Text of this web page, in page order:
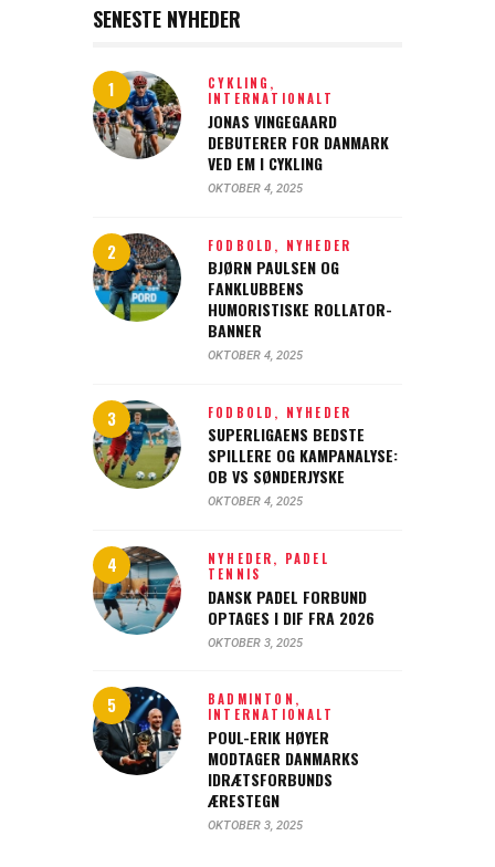
SENESTE NYHEDER
CYKLING,
INTERNATIONALT
JONAS VINGEGAARD
DEBUTERER FOR DANMARK
VED EM I CYKLING
OKTOBER 4, 2025
FODBOLD, NYHEDER
BJØRN PAULSEN OG
FANKLUBBENS
HUMORISTISKE ROLLATOR-
BANNER
OKTOBER 4, 2025
FODBOLD, NYHEDER
SUPERLIGAENS BEDSTE
SPILLERE OG KAMPANALYSE:
OB VS SØNDERJYSKE
OKTOBER 4, 2025
NYHEDER, PADEL
TENNIS
DANSK PADEL FORBUND
OPTAGES I DIF FRA 2026
OKTOBER 3, 2025
BADMINTON,
INTERNATIONALT
POUL-ERIK HØYER
MODTAGER DANMARKS
IDRÆTSFORBUNDS
ÆRESTEGN
OKTOBER 3, 2025